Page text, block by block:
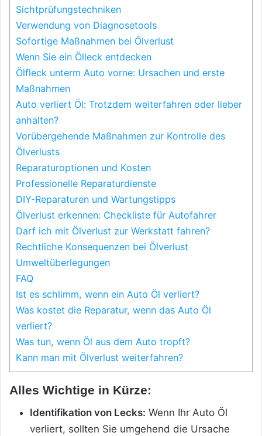
Sichtprüfungstechniken
Verwendung von Diagnosetools
Sofortige Maßnahmen bei Ölverlust
Wenn Sie ein Ölleck entdecken
Ölfleck unterm Auto vorne: Ursachen und erste
Maßnahmen
Auto verliert Öl: Trotzdem weiterfahren oder lieber
anhalten?
Vorübergehende Maßnahmen zur Kontrolle des
Ölverlusts
Reparaturoptionen und Kosten
Professionelle Reparaturdienste
DIY-Reparaturen und Wartungstipps
Ölverlust erkennen: Checkliste für Autofahrer
Darf ich mit Ölverlust zur Werkstatt fahren?
Rechtliche Konsequenzen bei Ölverlust
Umweltüberlegungen
FAQ
Ist es schlimm, wenn ein Auto Öl verliert?
Was kostet die Reparatur, wenn das Auto Öl
verliert?
Was tun, wenn Öl aus dem Auto tropft?
Kann man mit Ölverlust weiterfahren?
Alles Wichtige in Kürze:
Identifikation von Lecks: Wenn Ihr Auto Öl
verliert, sollten Sie umgehend die Ursache